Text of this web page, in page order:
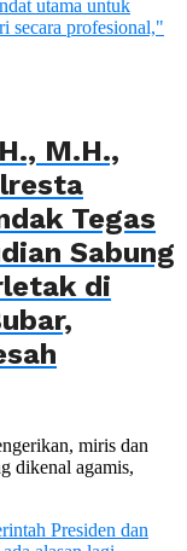
M.H.,
Tegas
Sabung
di
miris dan
dikenal agamis,